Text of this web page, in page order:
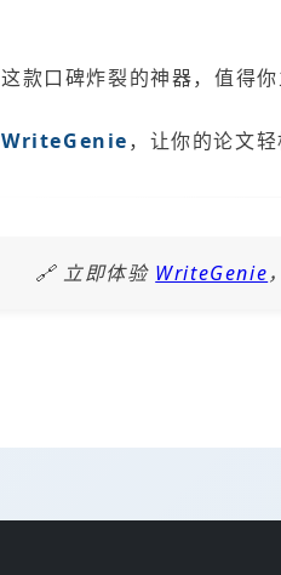
这款口碑炸裂的神器，值得
WriteGenie，让你的论文
🔗 立即体验 WriteGenie